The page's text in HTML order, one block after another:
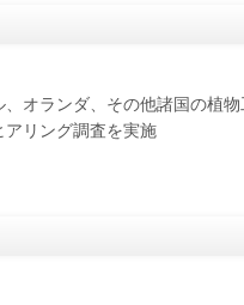
オランダ、その他諸国の植
リング調査を実施